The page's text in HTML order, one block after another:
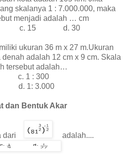
skalanya 1 : 7.000.000, maka
menjadi adalah … cm
c. 15 d. 30
ukuran 36 m x 27 m.Ukuran
adalah 12 cm x 9 cm. Skala
tersebut adalah…
: 300
3.000
dan Bentuk Akar
dari adalah....